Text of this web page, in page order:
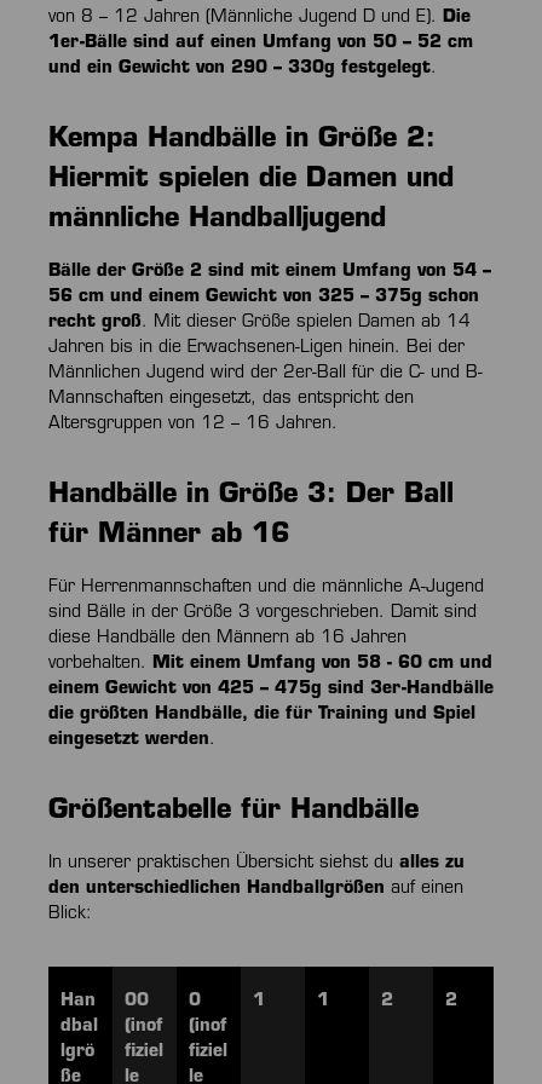
von 8 – 12 Jahren (Männliche Jugend D und E). Die
1er-Bälle sind auf einen Umfang von 50 – 52 cm
und ein Gewicht von 290 – 330g festgelegt.
Kempa Handbälle in Größe 2:
Hiermit spielen die Damen und
männliche Handballjugend
Bälle der Größe 2 sind mit einem Umfang von 54 –
56 cm und einem Gewicht von 325 – 375g schon
recht groß. Mit dieser Größe spielen Damen ab 14
Jahren bis in die Erwachsenen-Ligen hinein. Bei der
Männlichen Jugend wird der 2er-Ball für die C- und B-
Mannschaften eingesetzt, das entspricht den
Altersgruppen von 12 – 16 Jahren.
Handbälle in Größe 3: Der Ball
für Männer ab 16
Für Herrenmannschaften und die männliche A-Jugend
sind Bälle in der Größe 3 vorgeschrieben. Damit sind
diese Handbälle den Männern ab 16 Jahren
vorbehalten. Mit einem Umfang von 58 - 60 cm und
einem Gewicht von 425 – 475g sind 3er-Handbälle
die größten Handbälle, die für Training und Spiel
eingesetzt werden.
Größentabelle für Handbälle
In unserer praktischen Übersicht siehst du alles zu
den unterschiedlichen Handballgrößen auf einen
Blick:
Han
dbal
lgrö
ße
00
(inof
fiziel
le
0
(inof
fiziel
le
1 1 2 2